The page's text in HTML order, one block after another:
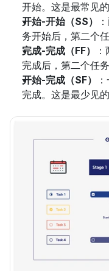
开始。这是最常见的
开始-开始（SS）
务开始后，第二个
完成-完成（FF）
完成后，第二个任务
开始-完成（SF）
完成。这是最少见的